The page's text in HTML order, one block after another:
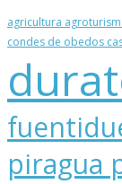
agricultura
condes de obedos
piragua